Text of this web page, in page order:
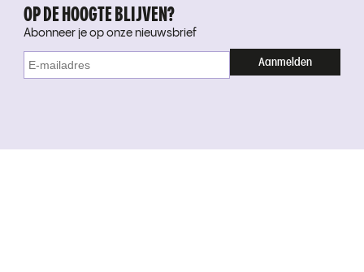
OP DE HOOGTE BLIJVEN?
Abonneer je op onze nieuwsbrief